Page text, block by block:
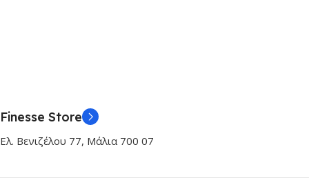
Finesse Store
Ελ. Βενιζέλου 77, Μάλια 700 07